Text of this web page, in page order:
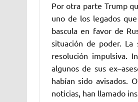
Por otra parte Trump
uno de los legados
bascula en favor de
situación de poder.
resolución impulsiva.
algunos de sus
habían sido avisados.
noticias, han llamado